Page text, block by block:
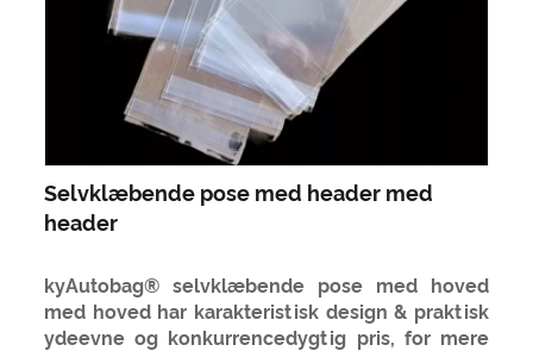
Selvklæbende pose med header med
header
kyAutobag® selvklæbende pose med hoved
med hoved har karakteristisk design & praktisk
ydeevne og konkurrencedygtig pris, for mere